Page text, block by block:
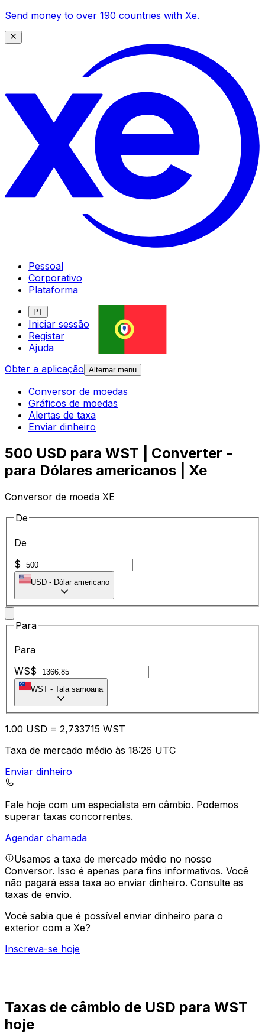
Send money to over 190 countries with Xe.
Pessoal
Corporativo
Plataforma
PT
Iniciar sessão
Registar
Ajuda
Obter a aplicação Alternar menu
Conversor de moedas
Gráficos de moedas
Alertas de taxa
Enviar dinheiro
500 USD para WST | Converter -
para Dólares americanos | Xe
Conversor de moeda XE
De
De
$
USD - Dólar americano
Para
Para
WS$
WST - Tala samoana
1.00 USD = 2,733715 WST
Taxa de mercado médio às 18:26 UTC
Enviar dinheiro
Fale hoje com um especialista em câmbio. Podemos
superar taxas concorrentes.
Agendar chamada
Usamos a taxa de mercado médio no nosso
Conversor. Isso é apenas para fins informativos. Você
não pagará essa taxa ao enviar dinheiro. Consulte as
taxas de envio.
Você sabia que é possível enviar dinheiro para o
exterior com a Xe?
Inscreva-se hoje
Taxas de câmbio de USD para WST
hoje